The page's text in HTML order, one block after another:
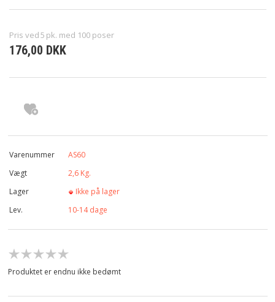
KURV
Pris ved5 pk. med 100 poser
176,00 DKK
Varenummer
AS60
Vægt
2,6 Kg.
Lager
Ikke på lager
Lev.
10-14 dage
Produktet er endnu ikke bedømt